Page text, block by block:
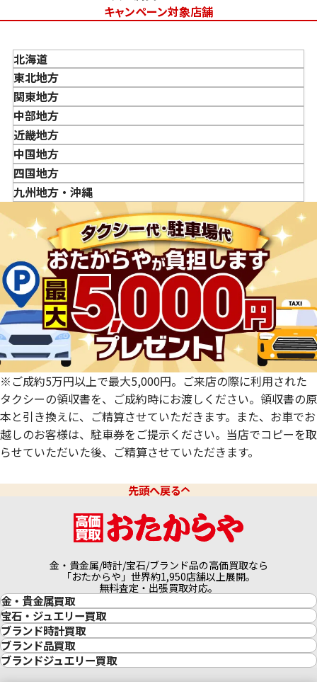
「金・貴金属の査定」にはどれくらい時間がかかります
「金・貴金属の買取価格」はどうやって決まりますか？
金・貴金属はいつ売るのがポイント？日によって買取価格
が違うって本当ですか？
貴金属の売り時はいつですか？
キャンペーン対象店舗
北海道
東北地方
青森県
岩手県
宮城県
秋田県
山形県
福島県
関東地方
東京都
神奈川県
埼玉県
千葉県
茨城県
栃木県
群馬県
中部地方
新潟県
富山県
石川県
山梨県
長野県
岐阜県
静岡県
愛知県
近畿地方
三重県
滋賀県
京都府
兵庫県
奈良県
和歌山県
中国地方
鳥取県
島根県
広島県
山口県
四国地方
徳島県
愛媛県
九州地方・沖縄
佐賀県
長崎県
熊本県
大分県
宮崎県
鹿児島県
※ご成約5万円以上で最大5,000円。ご来店の際に利用された
タクシーの領収書を、ご成約時にお渡しください。領収書の原
本と引き換えに、ご精算させていただきます。また、お車でお
越しのお客様は、駐車券をご提示ください。当店でコピーを取
らせていただいた後、ご精算させていただきます。
先頭へ戻る
金・貴金属/時計/宝石/ブランド品の高価買取なら
「おたからや」世界約1,950店舗以上展開。
無料査定・出張買取対応。
金・貴金属買取
金買取
金の相場価格情報
金の参考買取価格一覧
インゴット買取
インゴットの相場価格情報
24金買取
宝石・ジュエリー買取
宝石・ジュエリー買取
ダイヤモンド買取
ダイヤモンド・宝石の参考価格一覧
リング・結婚指輪買取
エメラルド買取
ブランド時計買取
時計買取
ロレックス買取
ロレックス デイトナ買取
ロレックス サブマリーナー買取
ブランド品買取
ブランド買取
ブランドジュエリー買取